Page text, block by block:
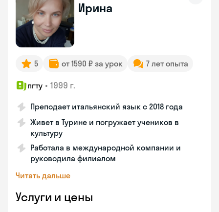
Ирина
5 от 1590 ₽ за урок 7 лет опыта
пгту • 1999 г.
Преподает итальянский язык с 2018 года
Живет в Турине и погружает учеников в
культуру
Работала в международной компании и
руководила филиалом
Читать дальше
Услуги и цены